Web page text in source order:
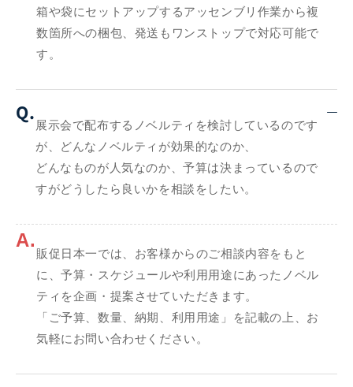
箱や袋にセットアップするアッセンブリ作業から複
数箇所への梱包、発送もワンストップで対応可能で
す。
Q.
展示会で配布するノベルティを検討しているのです
が、どんなノベルティが効果的なのか、
どんなものが人気なのか、予算は決まっているので
すがどうしたら良いかを相談をしたい。
A.
販促日本一では、お客様からのご相談内容をもと
に、予算・スケジュールや利用用途にあったノベル
ティを企画・提案させていただきます。
「ご予算、数量、納期、利用用途」を記載の上、お
気軽にお問い合わせください。